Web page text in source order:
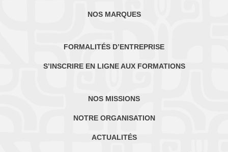
NOS MARQUES
FORMALITÉS D’ENTREPRISE
S’INSCRIRE EN LIGNE AUX FORMATIONS
NOS MISSIONS
NOTRE ORGANISATION
ACTUALITÉS